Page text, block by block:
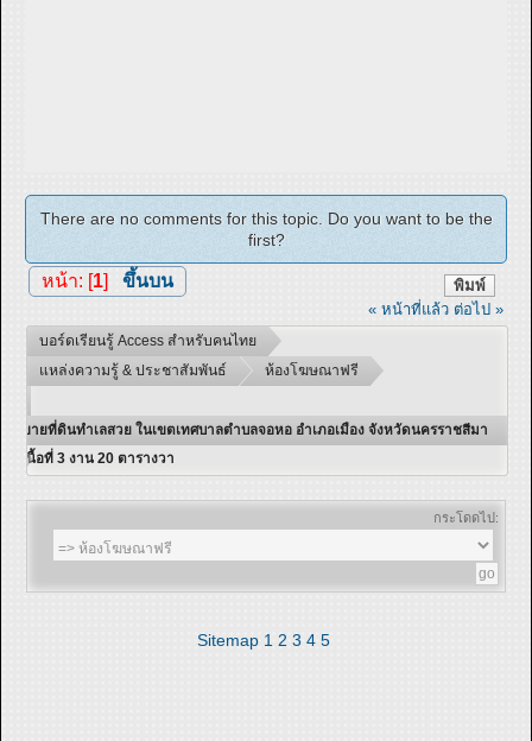
There are no comments for this topic. Do you want to be the
first?
พิมพ์
หน้า: [ 1] ขึ้นบน
« หน้าที่แล้ว ต่อไป »
บอร์ดเรียนรู้ Access สำหรับคนไทย
แหล่งความรู้ & ประชาสัมพันธ์
ห้องโฆษณาฟรี
ขายที่ดินทำเลสวย ในเขตเทศบาลตำบลจอหอ อำเภอเมือง จังหวัดนครราชสีมา
เนื้อที่ 3 งาน 20 ตารางวา
กระโดดไป:
Sitemap 1 2 3 4 5